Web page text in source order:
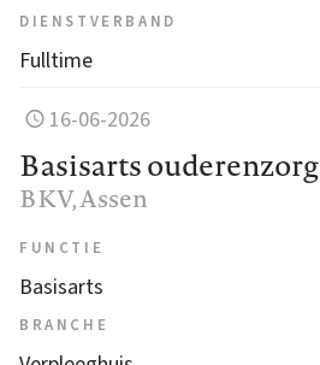
DIENSTVERBAND
Fulltime
16-06-2026
Basisarts ouderenzorg
BKV, Assen
FUNCTIE
Basisarts
BRANCHE